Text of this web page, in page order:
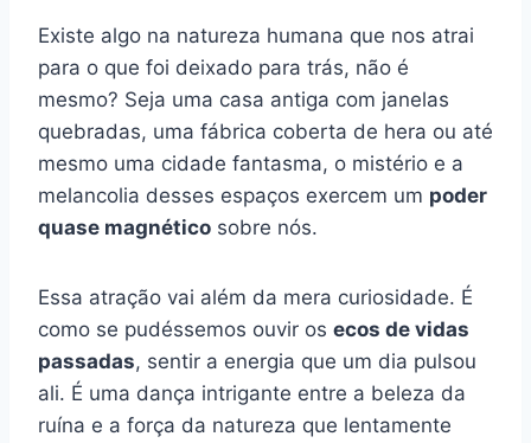
Existe algo na natureza humana que nos atrai
para o que foi deixado para trás, não é
mesmo? Seja uma casa antiga com janelas
quebradas, uma fábrica coberta de hera ou até
mesmo uma cidade fantasma, o mistério e a
melancolia desses espaços exercem um poder
quase magnético sobre nós.
Essa atração vai além da mera curiosidade. É
como se pudéssemos ouvir os ecos de vidas
passadas, sentir a energia que um dia pulsou
ali. É uma dança intrigante entre a beleza da
ruína e a força da natureza que lentamente